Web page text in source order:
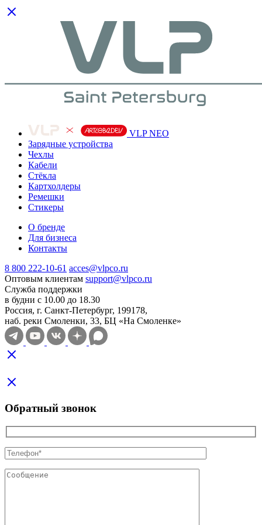
VLP NEO
Зарядные устройства
Чехлы
Кабели
Cтёкла
Картхолдеры
Ремешки
Стикеры
О бренде
Для бизнеса
Контакты
8 800 222-10-61 acces@vlpco.ru
Оптовым клиентам support@vlpco.ru
Служба поддержки
в будни с 10.00 до 18.30
Россия, г. Санкт-Петербург, 199178,
наб. реки Смоленки, 33, БЦ «На Смоленке»
Обратный звонок